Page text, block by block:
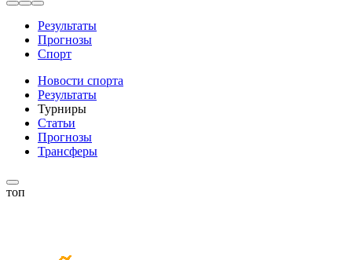
Результаты
Прогнозы
Спорт
Новости спорта
Результаты
Турниры
Статьи
Прогнозы
Трансферы
топ